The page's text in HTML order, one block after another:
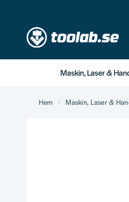
Maskin, Laser &
Hem Maskin, Laser &